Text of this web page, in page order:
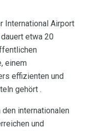
International Airport
dauert etwa 20
einem
effizienten und
gehört .
internationalen
und